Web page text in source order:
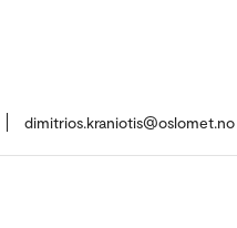
dimitrios.kraniotis@oslomet.no